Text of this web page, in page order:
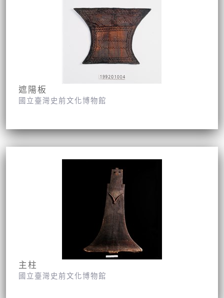
遮陽板
國立臺灣史前文化博物館
主柱
國立臺灣史前文化博物館